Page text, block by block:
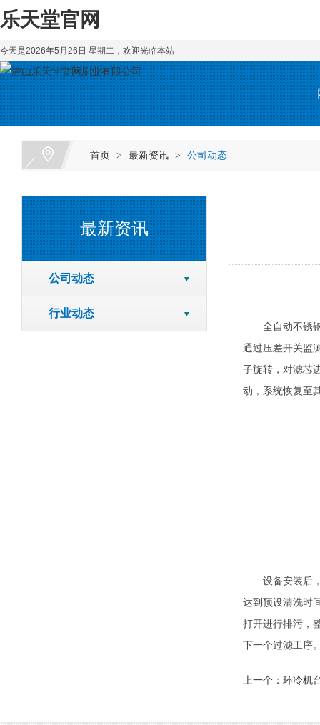
乐天堂官网
今天是2026年5月26日 星期二，欢迎光临本站
首页 > 最新资讯 > 公司动态
最新资讯
公司动态
行业动态
全自动不锈
通过压差开关监
子旋转，对滤芯
动，系统恢复至
设备安装后，
达到预设清洗时
打开进行排污，
下一个过滤工序
上一个： 环冷机